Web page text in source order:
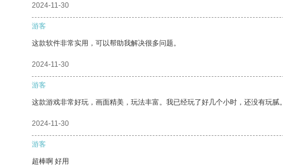
2024-11-30
游客
这款软件非常实用，可以帮助我解决很多问题。
2024-11-30
游客
这款游戏非常好玩，画面精美，玩法丰富。我已经玩了好几个小时，还没有玩腻。
2024-11-30
游客
超棒啊 好用